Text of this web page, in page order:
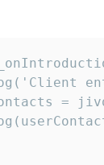
=